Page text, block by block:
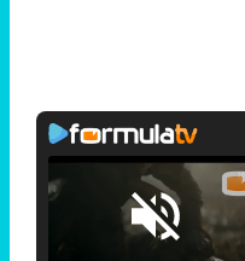
Unmute